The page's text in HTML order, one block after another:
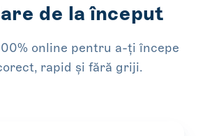
de la început
online pentru a-ți începe
rapid și fără griji.